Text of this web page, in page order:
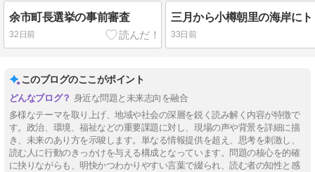
余市町長選挙の事前審査
32日前 33日前
このブログのここがポイント
身近な問題と未来志向を融合
多様なテーマを取り上げ、地域や社会の深層を鋭く読み解く内容が特徴で
す。政治、環境、福祉などの重要課題に対し、現場の声や背景を詳細に描
き、未来のあり方を示唆します。単なる情報提供を超え、思考を刺激し、
読む人に行動のきっかけを与える構成となっています。問題の核心を的確
に抉りながらも、明快かつわかりやすい言葉で綴られ、読む者の知性と感